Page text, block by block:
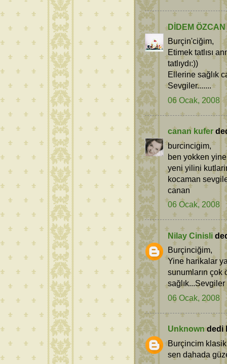
DİDEM ÖZCAN
Burçin'ciğim,
Etimek tatlısı
tatlıydı:))
Ellerine sağlık
Sevgiler.......
06 Ocak, 2008
canan kufer
burcincigim,
ben yokken
yeni yilini
kocaman
canan
06 Ocak, 2008
Nilay Cinisli
Burçinciğim,
Yine harikalar
sunumların
sağlık...Sevgiler
06 Ocak, 2008
Unknowndedi
Burçincim klasik
sen dahada